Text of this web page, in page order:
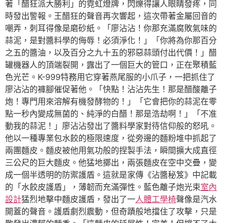
著「醋狂派大勝利」的霓虹燈牌，閃爍得讓人眼睛發疼，同
時發出警報。王醋狂的聲音再次響起，這次帶著金屬回音的
嘲弄，刺耳得像是磨砂紙。「廖沾沾！你那充滿腐敗氣味的
蒜泥，是對醬料學的侮辱！必須淨化！」「你將為你那百分
之五的醬油，以及百分之九十五的邪惡蒜頭付出代價！」醋
罐機器人的頂端裂開，露出了一個巨大的管口，正在聚積藍
色光芒。K-999特務用它穿著燕尾服的小爪子，一把抓住了
廖沾沾的褲腳催促著他。「快點！沾沾先生！那是醋酸離子
炮！專門用來溶解有機發酵物的！」「它會把你的蒜泥在零
點一秒內變成無菌的、純淨的白醋！那是浩劫啊！」「不准
動我的蒜泥！」廖沾沾發出了醬料學家對待信仰般的怒吼。
他以一種專業包水餃的極限速度，從旁邊的麵粉堆中抓起了
兩團麵皮。麵皮被他用氣功般的捏製手法，瞬間擴大成直徑
三公尺的巨大麵皮。他猛地擲出，兩張麵皮在空中交疊，變
成一個半透明的防禦護盾。這就是家傳《沾醬秘笈》中記載
的「水餃皮護盾」，薄韌而充滿彈性。藍色離子炮光束室內
設計猛烈地擊中麵皮護盾，發出了一人體工學椅聲像是汽水
開蓋的聲音。護盾劇烈震動，但奇蹟般地擋住了攻擊，只是